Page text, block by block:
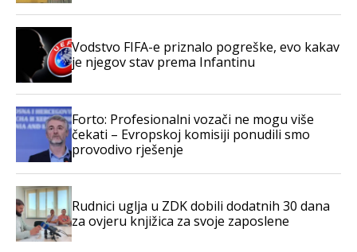
Vodstvo FIFA-e priznalo pogreške, evo kakav
je njegov stav prema Infantinu
Forto: Profesionalni vozači ne mogu više
čekati – Evropskoj komisiji ponudili smo
provodivo rješenje
Rudnici uglja u ZDK dobili dodatnih 30 dana
za ovjeru knjižica za svoje zaposlene